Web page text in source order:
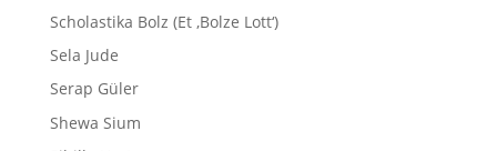
Scholastika Bolz (Et ‚Bolze Lott‘)
Sela Jude
Serap Güler
Shewa Sium